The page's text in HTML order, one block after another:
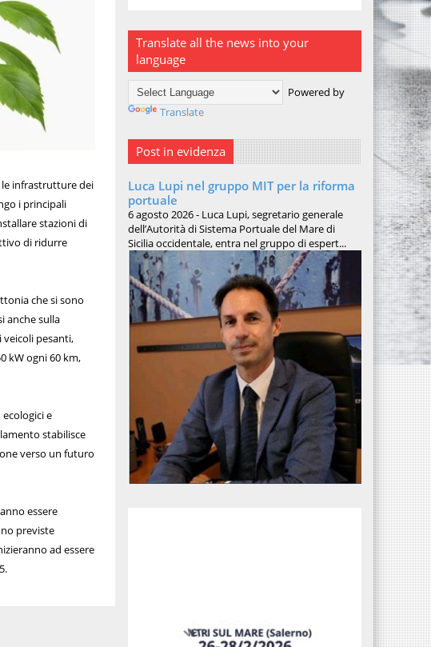
le infrastrutture dei
i principali
stazioni di
di ridurre
che si sono
anche sulla
veicoli pesanti,
kW ogni 60 km,
e
stabilisce
verso un futuro
essere
previste
ad essere
Translate all the news into your
language
Powered by
Translate
Post in evidenza
Luca Lupi nel gruppo MIT per la riforma
portuale
6 agosto 2026 - Luca Lupi, segretario generale
dell’Autorità di Sistema Portuale del Mare di
Sicilia occidentale, entra nel gruppo di espert...